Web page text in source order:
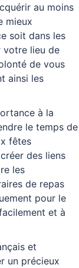
au moins
mieux
soit dans les
votre lieu de
de vous
ainsi les
à la
le temps de
fêtes
des liens
les
de repas
pour le
et à
et
un précieux